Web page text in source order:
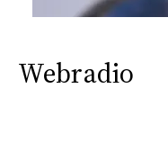
Webradio